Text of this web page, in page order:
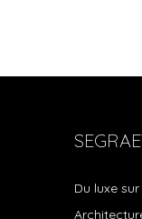
Du luxe